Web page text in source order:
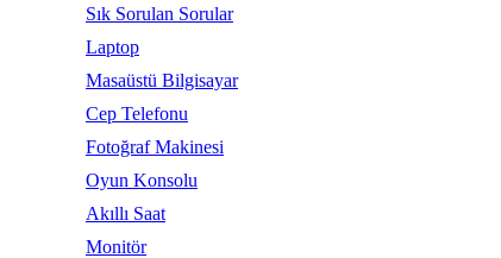
Sık Sorulan Sorular
Laptop
Masaüstü Bilgisayar
Cep Telefonu
Fotoğraf Makinesi
Oyun Konsolu
Akıllı Saat
Monitör